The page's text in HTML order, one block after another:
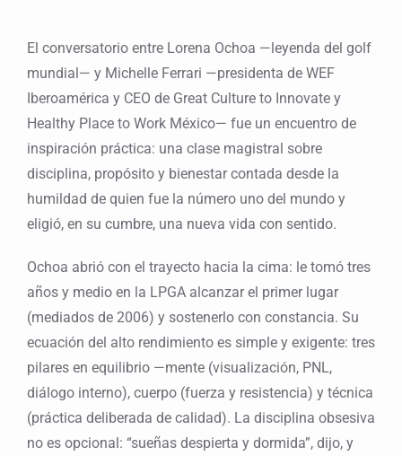
El conversatorio entre Lorena Ochoa —leyenda del golf
mundial— y Michelle Ferrari —presidenta de WEF
Iberoamérica y CEO de Great Culture to Innovate y
Healthy Place to Work México— fue un encuentro de
inspiración práctica: una clase magistral sobre
disciplina, propósito y bienestar contada desde la
humildad de quien fue la número uno del mundo y
eligió, en su cumbre, una nueva vida con sentido.
Ochoa abrió con el trayecto hacia la cima: le tomó tres
años y medio en la LPGA alcanzar el primer lugar
(mediados de 2006) y sostenerlo con constancia. Su
ecuación del alto rendimiento es simple y exigente: tres
pilares en equilibrio —mente (visualización, PNL,
diálogo interno), cuerpo (fuerza y resistencia) y técnica
(práctica deliberada de calidad). La disciplina obsesiva
no es opcional: “sueñas despierta y dormida”, dijo, y